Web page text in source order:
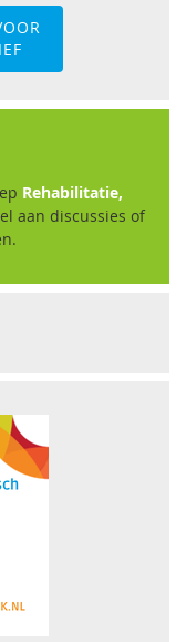
Rehabilitatie,
aan discussies of